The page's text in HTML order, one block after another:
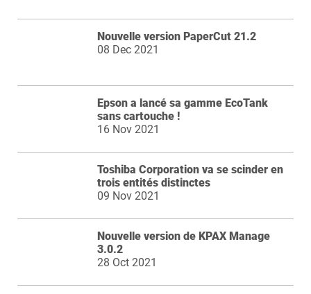
Nouvelle version PaperCut 21.2
08 Dec 2021
Epson a lancé sa gamme EcoTank
sans cartouche !
16 Nov 2021
Toshiba Corporation va se scinder en
trois entités distinctes
09 Nov 2021
Nouvelle version de KPAX Manage
3.0.2
28 Oct 2021